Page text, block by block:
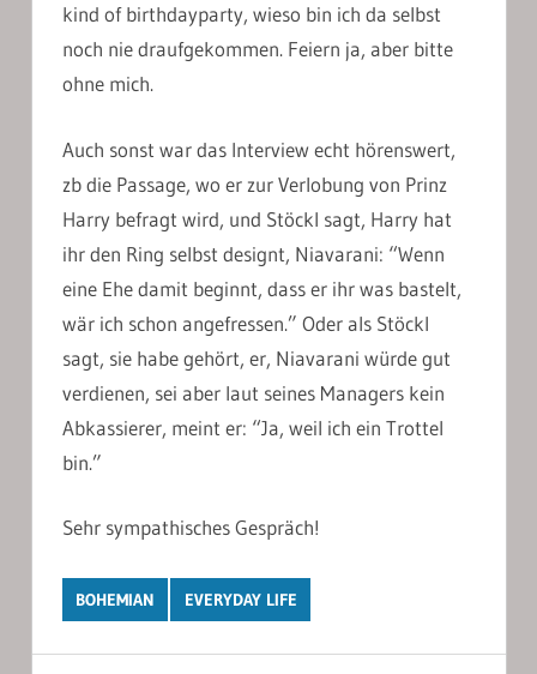
kind of birthdayparty, wieso bin ich da selbst
noch nie draufgekommen. Feiern ja, aber bitte
ohne mich.
Auch sonst war das Interview echt hörenswert,
zb die Passage, wo er zur Verlobung von Prinz
Harry befragt wird, und Stöckl sagt, Harry hat
ihr den Ring selbst designt, Niavarani: “Wenn
eine Ehe damit beginnt, dass er ihr was bastelt,
wär ich schon angefressen.” Oder als Stöckl
sagt, sie habe gehört, er, Niavarani würde gut
verdienen, sei aber laut seines Managers kein
Abkassierer, meint er: “Ja, weil ich ein Trottel
bin.”
Sehr sympathisches Gespräch!
BOHEMIAN EVERYDAY LIFE